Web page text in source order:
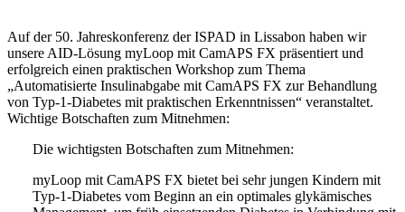
Auf der 50. Jahreskonferenz der ISPAD in Lissabon haben wir
unsere AID-Lösung myLoop mit CamAPS FX präsentiert und
erfolgreich einen praktischen Workshop zum Thema
„Automatisierte Insulinabgabe mit CamAPS FX zur Behandlung
von Typ-1-Diabetes mit praktischen Erkenntnissen“ veranstaltet.
Wichtige Botschaften zum Mitnehmen:
Die wichtigsten Botschaften zum Mitnehmen:
myLoop mit CamAPS FX bietet bei sehr jungen Kindern mit
Typ-1-Diabetes vom Beginn an ein optimales glykämisches